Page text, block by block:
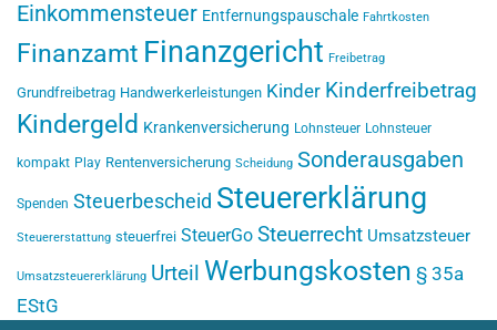
Einkommensteuer Entfernungspauschale Fahrtkosten
Finanzamt Finanzgericht Freibetrag
Grundfreibetrag Handwerkerleistungen Kinder Kinderfreibetrag
Kindergeld Krankenversicherung Lohnsteuer Lohnsteuer
kompakt Play Rentenversicherung Scheidung Sonderausgaben
Spenden Steuerbescheid Steuererklärung
Steuererstattung steuerfrei SteuerGo Steuerrecht Umsatzsteuer
Umsatzsteuererklärung Urteil Werbungskosten § 35a
EStG